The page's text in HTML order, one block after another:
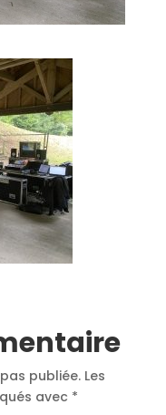
publiée. Les
avec *